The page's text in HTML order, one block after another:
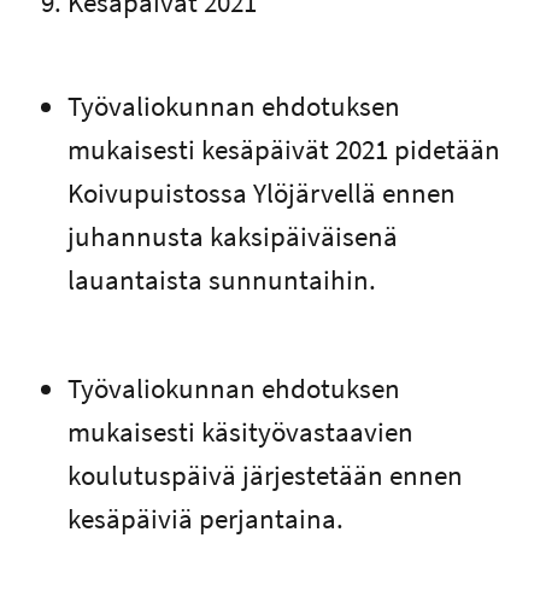
Työvaliokunnan ehdotuksen
mukaisesti kesäpäivät 2021 pidetään
Koivupuistossa Ylöjärvellä ennen
juhannusta kaksipäiväisenä
lauantaista sunnuntaihin.
Työvaliokunnan ehdotuksen
mukaisesti käsityövastaavien
koulutuspäivä järjestetään ennen
kesäpäiviä perjantaina.